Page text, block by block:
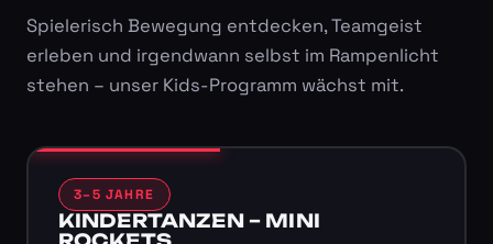
Spielerisch Bewegung entdecken, Teamgeist
erleben und irgendwann selbst im Rampenlicht
stehen – unser Kids-Programm wächst mit.
3–5 JAHRE
KINDERTANZEN – MINI